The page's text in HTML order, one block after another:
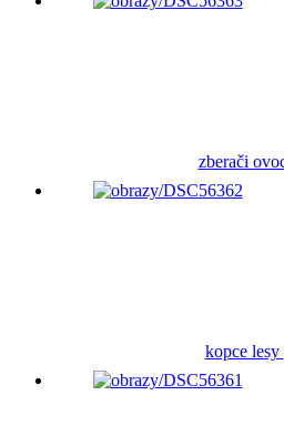
zberači
kopce lesy